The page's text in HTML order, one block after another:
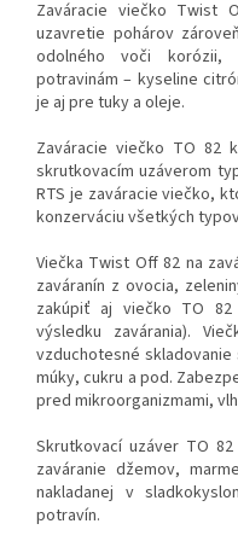
Zaváracie viečko Twist
uzavretie pohárov
odolného voči korózii,
potravinám – kyseline
je aj pre tuky a oleje.
Zaváracie viečko TO 82
skrutkovacím uzáverom
RTS je zaváracie viečko,
konzerváciu všetkých
Viečka Twist Off 82 na
zaváranín z ovocia,
zakúpiť aj viečko TO 82
výsledku zavárania).
vzduchotesné
múky, cukru a pod.
pred mikroorganizmami,
Skrutkovací uzáver TO
zaváranie džemov,
nakladanej v
potravín.